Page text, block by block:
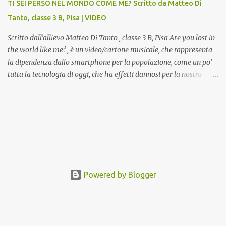
da allievi e studenti dell’Istituto d’Arte durante il...
TI SEI PERSO NEL MONDO COME ME? Scritto da Matteo Di
Tanto, classe 3 B, Pisa | VIDEO
Scritto dall’allievo Matteo Di Tanto , classe 3 B, Pisa Are you lost in
the world like me? , è un video/cartone musicale, che rappresenta
la dipendenza dallo smartphone per la popolazione, come un po’
tutta la tecnologia di oggi, che ha effetti dannosi per la nostra
valori umani, fatti di rapporti sociali, come amicizia, amore,
Powered by Blogger